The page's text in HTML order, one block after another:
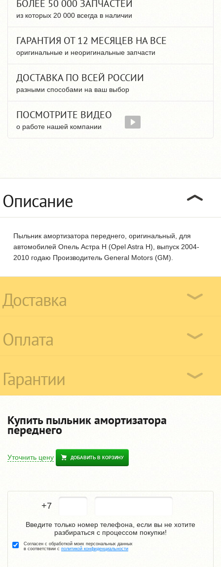
БОЛЕЕ 50 000 ЗАПЧАСТЕЙ
из которых 20 000 всегда в наличии
ГАРАНТИЯ ОТ 12 МЕСЯЦЕВ НА ВСЕ
оригинальные и неоригинальные запчасти
ДОСТАВКА ПО ВСЕЙ РОССИИ
разными способами на ваш выбор
ПОСМОТРИТЕ ВИДЕО
о работе нашей компании
Описание
Пыльник амортизатора переднего, оригинальный, для
автомобилей Опель Астра Н (Opel Astra H), выпуск 2004-
2010 годаю Производитель General Motors (GM).
Доставка
Оплата
Гарантии
Купить пыльник амортизатора
переднего
Уточнить цену ДОБАВИТЬ В КОРЗИНУ
+7
Введите только номер телефона, если вы не хотите
разбираться с процессом покупки!
Согласен с обработкой моих персональных данных
в соответствии с политикой конфиденциальности